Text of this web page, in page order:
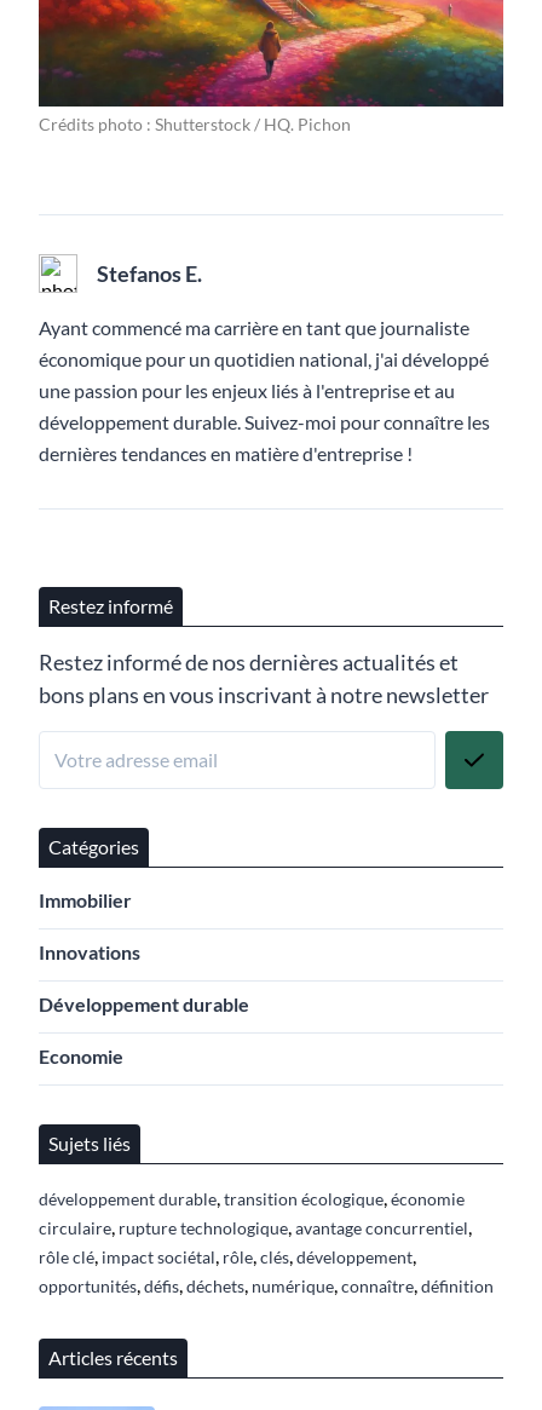
Crédits photo : Shutterstock / HQ. Pichon
Stefanos E.
Ayant commencé ma carrière en tant que journaliste
économique pour un quotidien national, j'ai développé
une passion pour les enjeux liés à l'entreprise et au
développement durable. Suivez-moi pour connaître les
dernières tendances en matière d'entreprise !
Restez informé
Restez informé de nos dernières actualités et
bons plans en vous inscrivant à notre newsletter
Catégories
Immobilier
Innovations
Développement durable
Economie
Sujets liés
développement durable transition écologique économie
circulaire rupture technologique avantage concurrentiel
rôle clé impact sociétal rôle clés développement
opportunités défis déchets numérique connaître définition
Articles récents